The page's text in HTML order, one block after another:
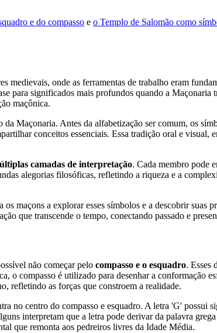
e do compasso e o Templo de Salomão como
medievais, onde as ferramentas de trabalho eram
para significados mais profundos quando a
maçônica.
da Maçonaria. Antes da alfabetização ser comum, os
conceitos essenciais. Essa tradição oral e
camadas de interpretação. Cada membro pode
alegorias filosóficas, refletindo a riqueza e a
maçons a explorar esses símbolos e a descobrir suas
que transcende o tempo, conectando passado e
não começar pelo compasso e o esquadro. Esses
o compasso é utilizado para desenhar a conformação
refletindo as forças que constroem a realidade.
no centro do compasso e esquadro. A letra 'G'
interpretam que a letra pode derivar da palavra
que remonta aos pedreiros livres da Idade Média.